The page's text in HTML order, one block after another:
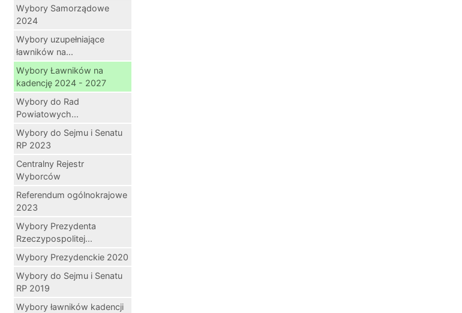
Wybory Samorządowe
2024
Wybory uzupełniające
ławników na...
Wybory Ławników na
kadencję 2024 - 2027
Wybory do Rad
Powiatowych...
Wybory do Sejmu i Senatu
RP 2023
Centralny Rejestr
Wyborców
Referendum ogólnokrajowe
2023
Wybory Prezydenta
Rzeczypospolitej...
Wybory Prezydenckie 2020
Wybory do Sejmu i Senatu
RP 2019
Wybory ławników kadencji